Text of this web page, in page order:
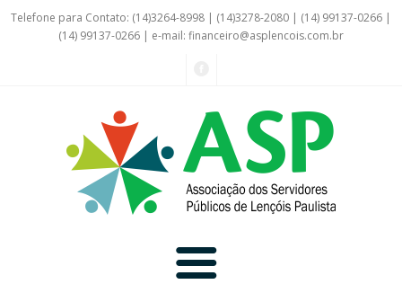
Telefone para Contato: (14)3264-8998 | (14)3278-2080 | (14) 99137-0266 |
(14) 99137-0266 | e-mail: financeiro@asplencois.com.br